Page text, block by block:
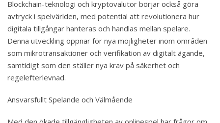
Blockchain-teknologi och kryptovalutor börjar också göra
avtryck i spelvärlden, med potential att revolutionera hur
digitala tillgångar hanteras och handlas mellan spelare.
Denna utveckling öppnar för nya möjligheter inom områden
som mikrotransaktioner och verifikation av digitalt ägande,
samtidigt som den ställer nya krav på säkerhet och
regelefterlevnad.
Ansvarsfullt Spelande och Välmående